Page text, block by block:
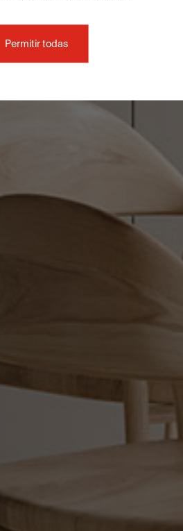
Permitir todas